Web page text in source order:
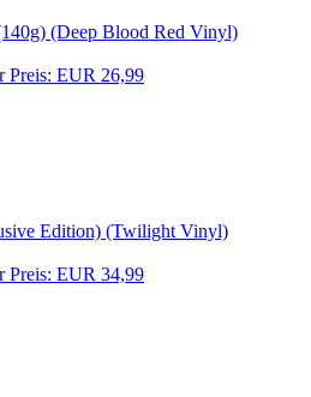
(Deep Blood Red Vinyl)
Preis: EUR 26,99
Edition) (Twilight Vinyl)
Preis: EUR 34,99